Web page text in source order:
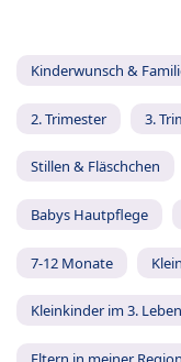
Kinderwunsch &
2. Trimester 3.
Stillen & Fläschchen
Babys Hautpflege
7-12 Monate
Kleinkinder im 3.